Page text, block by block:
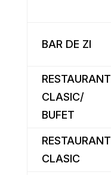
BAR DE ZI
RESTAURANT
CLASIC/
BUFET
RESTAURANT
CLASIC